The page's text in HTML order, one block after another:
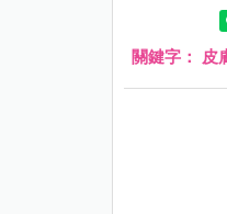
關鍵字： 皮